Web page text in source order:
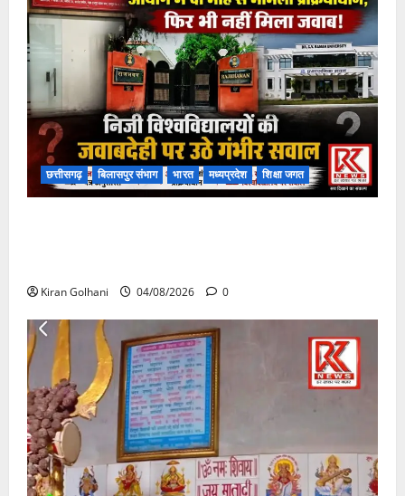
छत्तीसगढ़ बिलासपुर संभाग भारत मध्यप्रदेश शिक्षा जगत
Kiran Golhani 04/08/2026 0